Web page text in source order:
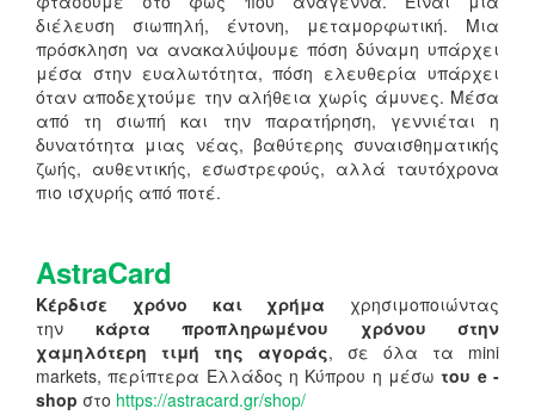
διέλευση σιωπηλή, έντονη, μεταμορφωτική. Μια
πρόσκληση να ανακαλύψουμε πόση δύναμη υπάρχει
μέσα στην ευαλωτότητα, πόση ελευθερία υπάρχει
όταν αποδεχτούμε την αλήθεια χωρίς άμυνες. Μέσα
από τη σιωπή και την παρατήρηση, γεννιέται η
δυνατότητα μιας νέας, βαθύτερης συναισθηματικής
ζωής, αυθεντικής, εσωστρεφούς, αλλά ταυτόχρονα
πιο ισχυρής από ποτέ.
AstraCard
Κέρδισε χρόνο και χρήμα χρησιμοποιώντας
την κάρτα προπληρωμένου χρόνου στην
χαμηλότερη τιμή της αγοράς, σε όλα τα mini
markets, περίπτερα Ελλάδος η Κύπρου η μέσωτου e -
shop στο https://astracard.gr/shop/